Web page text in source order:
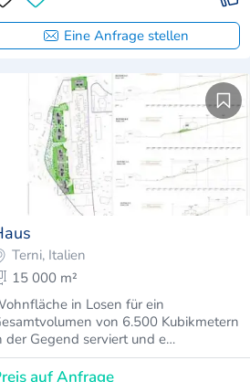
Eine Anfrage stellen
Terni, Italien
15 000 m²
in Losen für ein
von 6.500 Kubikmetern
der Gegend serviert und e…
auf Anfrage